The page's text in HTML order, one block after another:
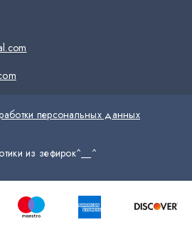
персональных данных
из зефирок^__^